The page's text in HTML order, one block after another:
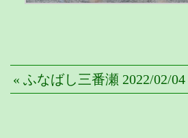
« ふなばし三番瀬 2022/02/04